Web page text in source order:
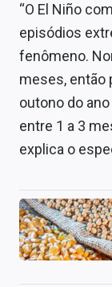
“O El Niño
episódios
fenômeno.
meses, então
outono do
entre 1 a 3
explica o